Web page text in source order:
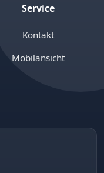
Service
Kontakt
Mobilansicht